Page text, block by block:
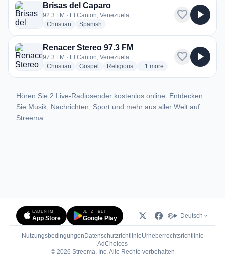
Brisas del Caparo
92.3 FM · El Canton, Venezuela
Christian radio stations
Spanish
favorite play_arrow
Renacer Stereo 97.3 FM
97.3 FM · El Canton, Venezuela
Christian radio stations
Gospel radio stations
Religiousradio stations
+1 more genres for Renacer
more
favorite play_arrow
Hören Sie 2 Live-Radiosender kostenlos online. Entdecken
Sie Musik, Nachrichten, Sport und mehr aus aller Welt auf
Streema.
LADEN IM
App Store
JETZT BEI
Google Play Deutsch
Nutzungsbedingungen DatenschutzrichtlinieUrheberrechtsrichtlinie
AdChoices(öffnet in neuem Tab)
© 2026 Streema, Inc. Alle Rechte vorbehalten